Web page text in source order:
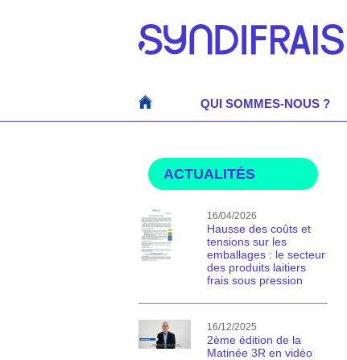
QUI SOMMES-NOUS ?
ACTUALITÉS
16/04/2026
Hausse des coûts et
tensions sur les
emballages : le secteur
des produits laitiers
frais sous pression
16/12/2025
2ème édition de la
Matinée 3R en vidéo